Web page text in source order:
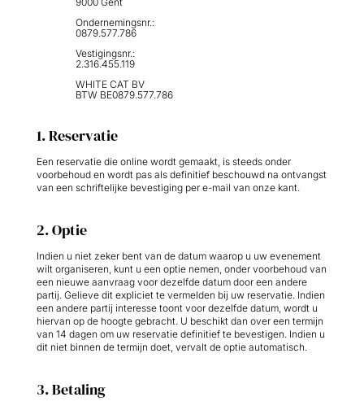
Ondernemingsnr.:
0879.577.786
Vestigingsnr.:
2.316.455.119
WHITE CAT BV
BTW BE0879.577.786
1. Reservatie
Een reservatie die online wordt gemaakt, is steeds onder
voorbehoud en wordt pas als definitief beschouwd na ontvangst
van een schriftelijke bevestiging per e-mail van onze kant.
2. Optie
Indien u niet zeker bent van de datum waarop u uw evenement
wilt organiseren, kunt u een optie nemen, onder voorbehoud van
een nieuwe aanvraag voor dezelfde datum door een andere
partij. Gelieve dit expliciet te vermelden bij uw reservatie. Indien
een andere partij interesse toont voor dezelfde datum, wordt u
hiervan op de hoogte gebracht. U beschikt dan over een termijn
van 14 dagen om uw reservatie definitief te bevestigen. Indien u
dit niet binnen de termijn doet, vervalt de optie automatisch.
3. Betaling